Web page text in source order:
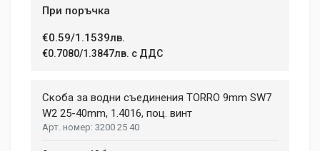
При поръчка
€0.59/1.1539лв.
€0.7080/1.3847лв. с ДДС
Скоба за водни съединения TORRО 9mm SW7
W2 25-40mm, 1.4016, поц. винт
3200 25 40